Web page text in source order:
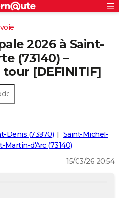
2026 à Saint-
(73140) –
[DEFINITIF]
Denis (73870)
Saint-Michel-
Martin-d'Arc (73140)
15/03/26 20:54